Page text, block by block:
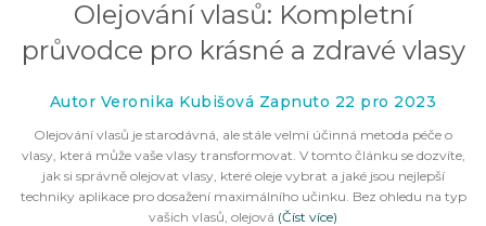
Olejování vlasů: Kompletní
průvodce pro krásné a zdravé vlasy
Autor Veronika Kubišová Zapnuto 22 pro 2023
Olejování vlasů je starodávná, ale stále velmi účinná metoda péče o
vlasy, která může vaše vlasy transformovat. V tomto článku se dozvíte,
jak si správně olejovat vlasy, které oleje vybrat a jaké jsou nejlepší
techniky aplikace pro dosažení maximálního učinku. Bez ohledu na typ
vašich vlasů, olejová (Číst více)